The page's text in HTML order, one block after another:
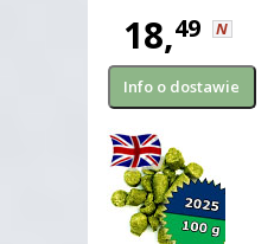
18,49 N